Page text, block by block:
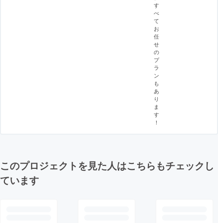
す
べ
て
お
任
せ
の
プ
ラ
ン
も
あ
り
ま
す
！
このプロジェクトを見た人はこちらもチェックし
ています